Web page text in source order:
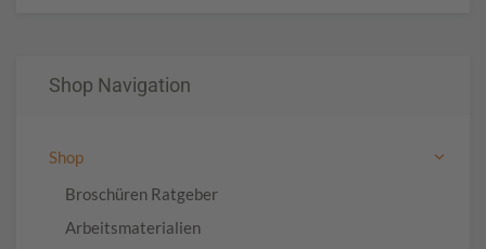
Shop Navigation
Shop
Broschüren Ratgeber
Arbeitsmaterialien